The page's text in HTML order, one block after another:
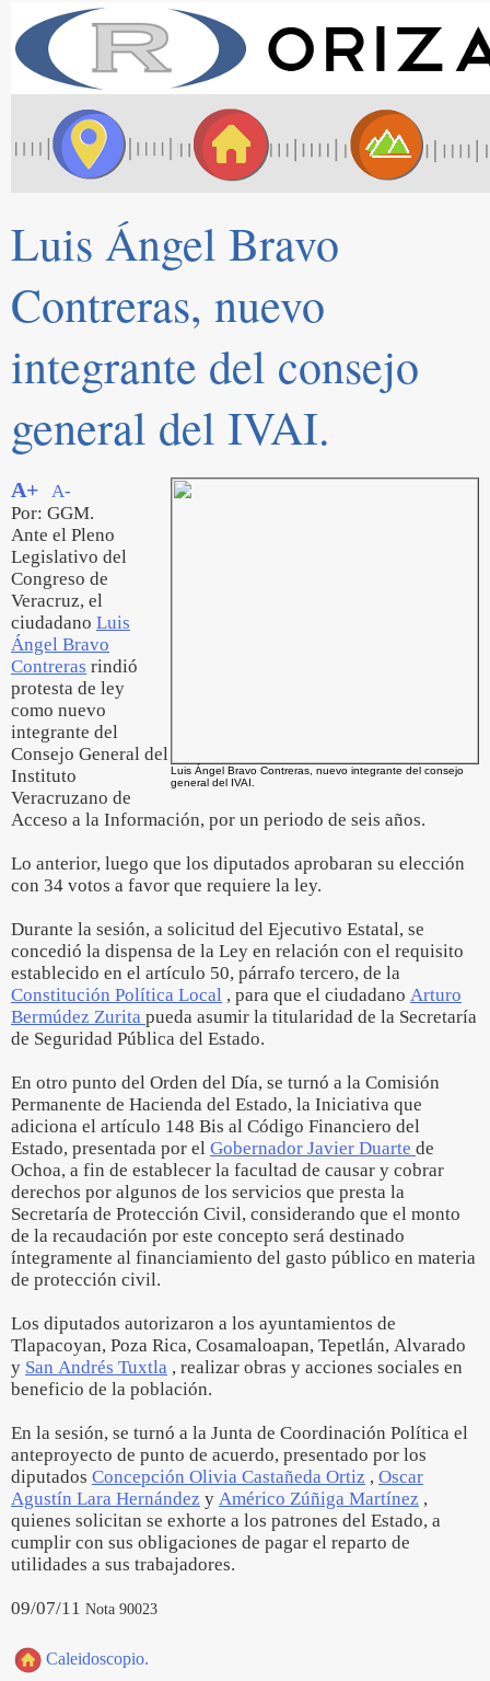
Luis Ángel Bravo
Contreras, nuevo
integrante del consejo
general del IVAI.
Luis Ángel Bravo Contreras, nuevo integrante del consejo
general del IVAI.
A+
A-
Por: GGM.
Ante el Pleno
Legislativo del
Congreso de
Veracruz, el
ciudadano Luis
Ángel Bravo
Contreras rindió
protesta de ley
como nuevo
integrante del
Consejo General del
Instituto
Veracruzano de
Acceso a la Información, por un periodo de seis años.
Lo anterior, luego que los diputados aprobaran su elección
con 34 votos a favor que requiere la ley.
Durante la sesión, a solicitud del Ejecutivo Estatal, se
concedió la dispensa de la Ley en relación con el requisito
establecido en el artículo 50, párrafo tercero, de la
Constitución Política Local , para que el ciudadano Arturo
Bermúdez Zurita pueda asumir la titularidad de la Secretaría
de Seguridad Pública del Estado.
En otro punto del Orden del Día, se turnó a la Comisión
Permanente de Hacienda del Estado, la Iniciativa que
adiciona el artículo 148 Bis al Código Financiero del
Estado, presentada por el Gobernador Javier Duarte de
Ochoa, a fin de establecer la facultad de causar y cobrar
derechos por algunos de los servicios que presta la
Secretaría de Protección Civil, considerando que el monto
de la recaudación por este concepto será destinado
íntegramente al financiamiento del gasto público en materia
de protección civil.
Los diputados autorizaron a los ayuntamientos de
Tlapacoyan, Poza Rica, Cosamaloapan, Tepetlán, Alvarado
y San Andrés Tuxtla , realizar obras y acciones sociales en
beneficio de la población.
En la sesión, se turnó a la Junta de Coordinación Política el
anteproyecto de punto de acuerdo, presentado por los
diputados Concepción Olivia Castañeda Ortiz , Oscar
Agustín Lara Hernández y Américo Zúñiga Martínez ,
quienes solicitan se exhorte a los patrones del Estado, a
cumplir con sus obligaciones de pagar el reparto de
utilidades a sus trabajadores.
09/07/11 Nota 90023
Caleidoscopio.